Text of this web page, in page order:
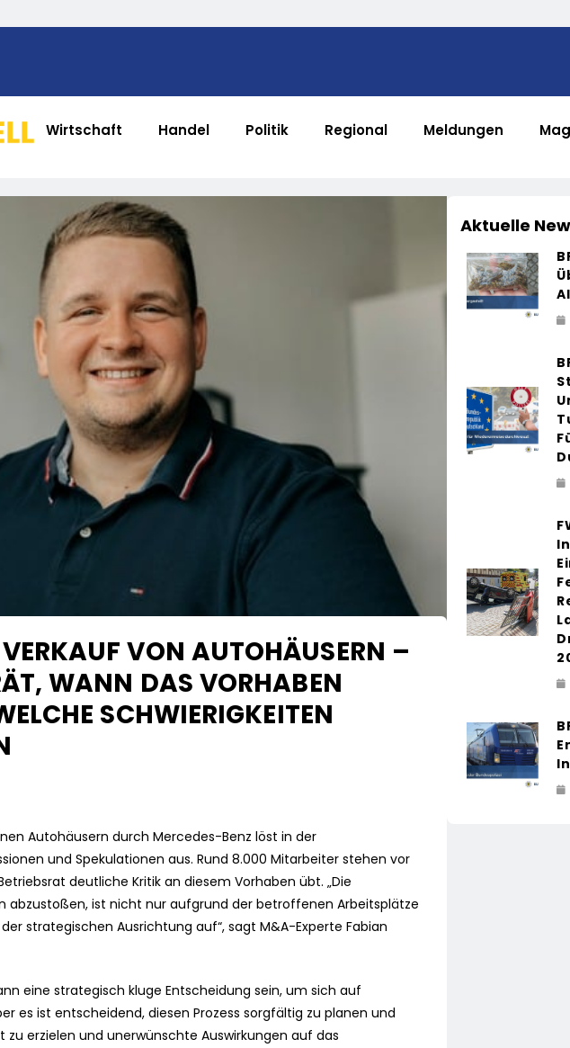
Wirtschaft Handel Politik Regional Meldungen
VON AUTOHÄUSERN –
WANN DAS VORHABEN
SCHWIERIGKEITEN
Autohäusern durch Mercedes-Benz löst in der
und Spekulationen aus. Rund 8.000 Mitarbeiter stehen vor
deutliche Kritik an diesem Vorhaben übt. „Die
abzustoßen, ist nicht nur aufgrund der betroffenen Arbeitsplätze
strategischen Ausrichtung auf“, sagt M&A-Experte Fabian
eine strategisch kluge Entscheidung sein, um sich auf
es ist entscheidend, diesen Prozess sorgfältig zu planen und
erzielen und unerwünschte Auswirkungen auf das
Aktuelle